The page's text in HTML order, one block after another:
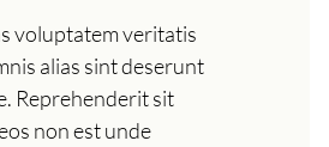
voluptatem veritatis
alias sint deserunt
Reprehenderit sit
non est unde